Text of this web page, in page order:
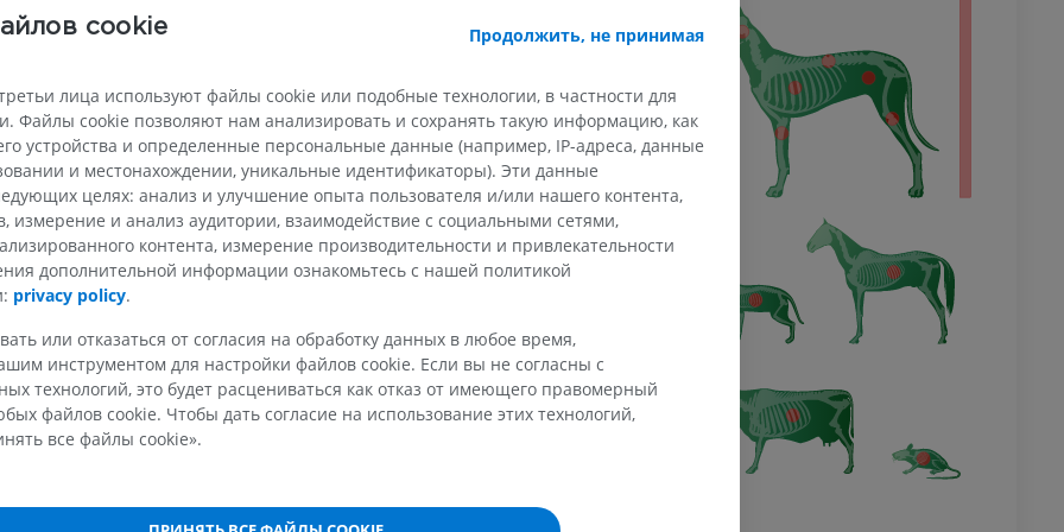
Лошадь - Остеология
Иллюстрации
Лошадь - Остеология
Рентгенограммы
БЕСПЛАТНО
Лошадь - запястье
KT
ПРЕМИУМ
Иллюстрации
cookie Продолжить, не принимая
лица используют файлы cookie или подобные технологии, в частности для
Файлы cookie позволяют нам анализировать и сохранять такую информацию, как
устройства и определенные персональные данные (например, IP-адреса, данные
и местонахождении, уникальные идентификаторы). Эти данные
целях: анализ и улучшение опыта пользователя и/или нашего контента,
измерение и анализ аудитории, взаимодействие с социальными сетями,
контента, измерение производительности и привлекательности
дополнительной информации ознакомьтесь с нашей политикой
privacy policy.
или отказаться от согласия на обработку данных в любое время,
инструментом для настройки файлов cookie. Если вы не согласны с
технологий, это будет расцениваться как отказ от имеющего правомерный
файлов cookie. Чтобы дать согласие на использование этих технологий,
все файлы cookie».